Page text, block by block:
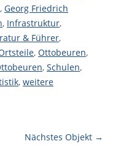
, Georg Friedrich
, Infrastruktur,
& Führer,
, Ottobeuren,
, Schulen,
, weitere
Nächstes Objekt →